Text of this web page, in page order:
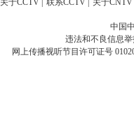
关于CCTV 联系CCTV 关于CNTV
中国
违法和不良信息举
网上传播视听节目许可证号